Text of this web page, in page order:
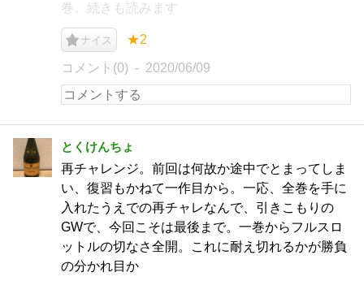
巻。続きも読みます
ナイス ★2
コメント(0) 2020/06/09
とくけんちょ
再チャレンジ。前回は何故か途中でとまってしま
い、復習もかねて一作目から。一応、全巻を手に
入れたうえでの再チャレなんで、引きこもりの
GWで、今回こそは最後まで。一巻からフルスロ
ットルの切なさ全開。これに耐え切れるかが勝負
の分かれ目か